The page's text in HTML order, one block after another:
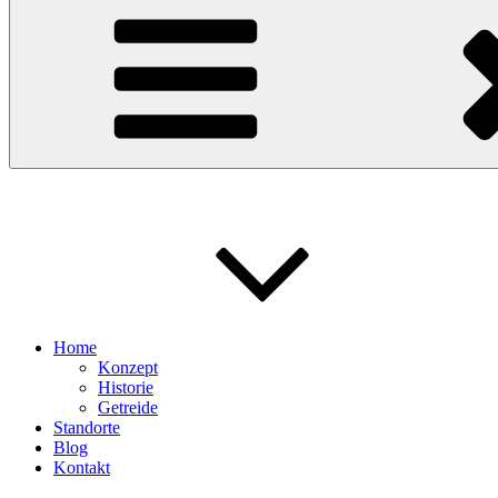
Bäckerei Lenartz
… natürlich genießen!
Home
Konzept
Historie
Getreide
Standorte
Blog
Kontakt